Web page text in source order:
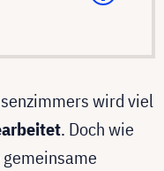
wird viel
. Doch wie